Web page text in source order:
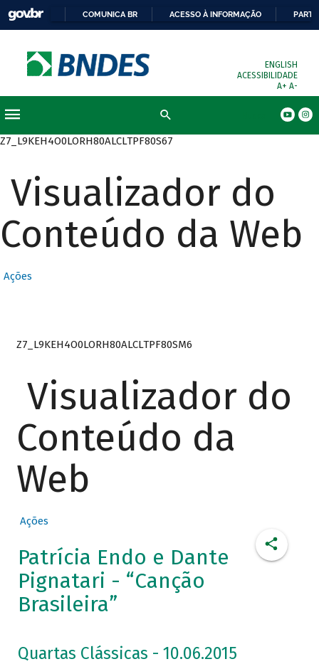
COMUNICA BR ACESSO À INFORMAÇÃO
ENGLISH
ACESSIBILIDADE
A+ A-
Z7_L9KEH4O0LORH80ALCLTPF80S67
Visualizador do
Conteúdo da Web
Ações
Z7_L9KEH4O0LORH80ALCLTPF80SM6
Visualizador do
Conteúdo da
Web
Ações
Patrícia Endo e Dante
Pignatari - “Canção
Brasileira”
Quartas Clássicas - 10.06.2015